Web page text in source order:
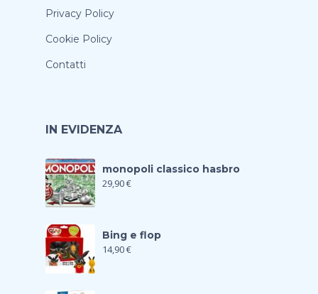
Privacy Policy
Cookie Policy
Contatti
IN EVIDENZA
monopoli classico hasbro
29,90€
Bing e flop
14,90€